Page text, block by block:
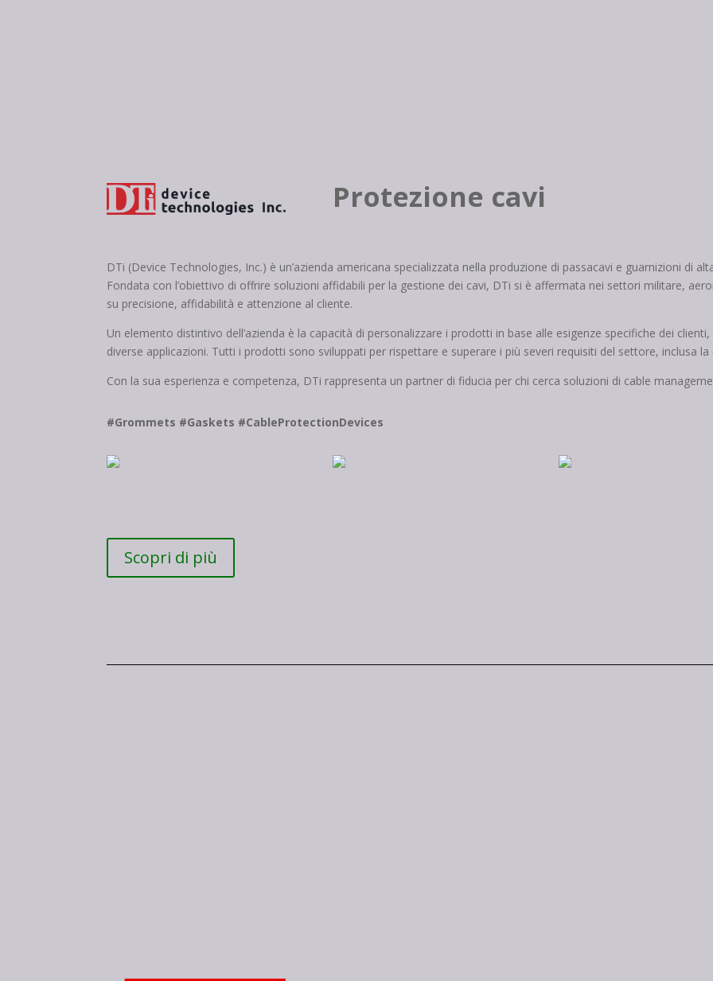
Protezione cavi
DTi (Device Technologies, Inc.) è un’azienda americana specializzata nella produzione di passacavi e guarnizioni di
Fondata con l’obiettivo di offrire soluzioni affidabili per la gestione dei cavi, DTi si è affermata nei settori militare,
su precisione, affidabilità e attenzione al cliente.
Un elemento distintivo dell’azienda è la capacità di personalizzare i prodotti in base alle esigenze specifiche dei
diverse applicazioni. Tutti i prodotti sono sviluppati per rispettare e superare i più severi requisiti del settore, inclusa la
Con la sua esperienza e competenza, DTi rappresenta un partner di fiducia per chi cerca soluzioni di cable
#Grommets #Gaskets #CableProtectionDevices
Scopri di più